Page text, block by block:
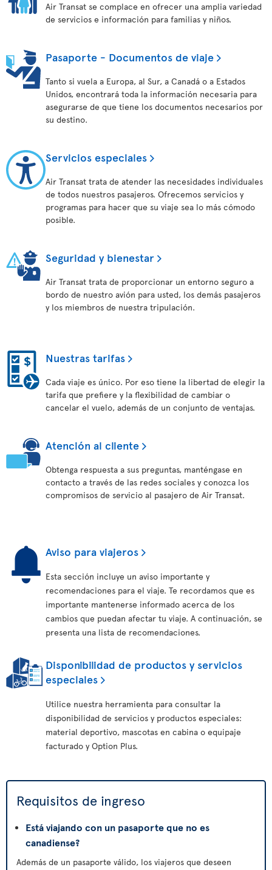
Air Transat se complace en ofrecer una amplia variedad
de servicios e información para familias y niños.
Pasaporte - Documentos de viaje
Tanto si vuela a Europa, al Sur, a Canadá o a Estados
Unidos, encontrará toda la información necesaria para
asegurarse de que tiene los documentos necesarios por
su destino.
Servicios especiales
Air Transat trata de atender las necesidades individuales
de todos nuestros pasajeros. Ofrecemos servicios y
programas para hacer que su viaje sea lo más cómodo
posible.
Seguridad y bienestar
Air Transat trata de proporcionar un entorno seguro a
bordo de nuestro avión para usted, los demás pasajeros
y los miembros de nuestra tripulación.
Nuestras tarifas
Cada viaje es único. Por eso tiene la libertad de elegir la
tarifa que prefiere y la flexibilidad de cambiar o
cancelar el vuelo, además de un conjunto de ventajas.
Atención al cliente
Obtenga respuesta a sus preguntas, manténgase en
contacto a través de las redes sociales y conozca los
compromisos de servicio al pasajero de Air Transat.
Aviso para viajeros
Esta sección incluye un aviso importante y
recomendaciones para el viaje. Te recordamos que es
importante mantenerse informado acerca de los
cambios que puedan afectar tu viaje. A continuación, se
presenta una lista de recomendaciones.
Disponibilidad de productos y servicios
especiales
Utilice nuestra herramienta para consultar la
disponibilidad de servicios y productos especiales:
material deportivo, mascotas en cabina o equipaje
facturado y Option Plus.
Requisitos de ingreso
Está viajando con un pasaporte que no es
canadiense?
Además de un pasaporte válido, los viajeros que deseen